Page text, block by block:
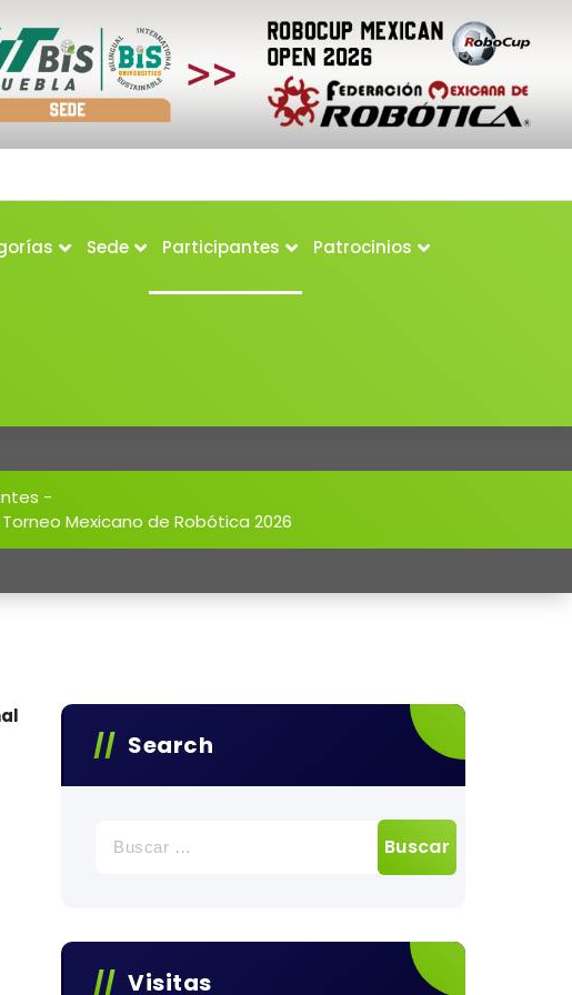
Sede Participantes Patrocinios
-
Mexicano de Robótica 2026
Search
Visitas